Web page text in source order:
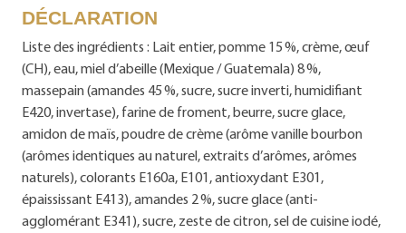
DÉCLARATION
Liste des ingrédients : Lait entier, pomme 15 %, crème, œuf
(CH), eau, miel d’abeille (Mexique / Guatemala) 8 %,
massepain (amandes 45 %, sucre, sucre inverti, humidifiant
E420, invertase), farine de froment, beurre, sucre glace,
amidon de maïs, poudre de crème (arôme vanille bourbon
(arômes identiques au naturel, extraits d’arômes, arômes
naturels), colorants E160a, E101, antioxydant E301,
épaississant E413), amandes 2 %, sucre glace (anti-
agglomérant E341), sucre, zeste de citron, sel de cuisine iodé,